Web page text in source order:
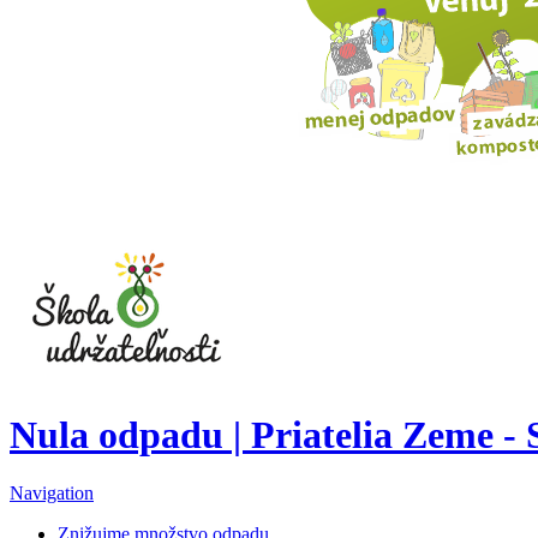
Nula odpadu | Priatelia Zeme -
Navigation